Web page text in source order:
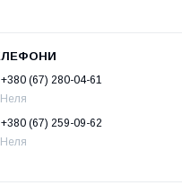
+380 (67) 280-04-61
Неля
+380 (67) 259-09-62
Неля